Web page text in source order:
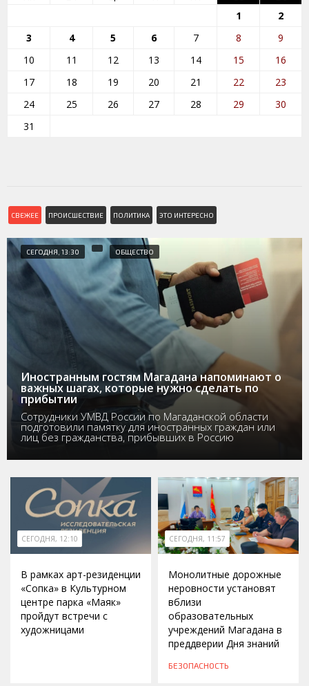
1
2
3
4 5 6 7 8
9
10
11 12 13 14 15
16
17
18 19 20 21 22
23
24
25 26 27 28 29
30
31
СВЕЖЕЕ ПРОИСШЕСТВИЕ ПОЛИТИКА ЭТО ИНТЕРЕСНО
СЕГОДНЯ, 13:30 ОБЩЕСТВО
Иностранным гостям Магадана напоминают о
важных шагах, которые нужно сделать по
прибытии
Сотрудники УМВД России по Магаданской области
подготовили памятку для иностранных граждан или
лиц без гражданства, прибывших в Россию
СЕГОДНЯ, 12:10
В рамках арт-резиденции
«Сопка» в Культурном
центре парка «Маяк»
пройдут встречи с
художницами
СЕГОДНЯ, 11:57
Монолитные дорожные
неровности установят
вблизи
образовательных
учреждений Магадана в
преддверии Дня знаний
БЕЗОПАСНОСТЬ